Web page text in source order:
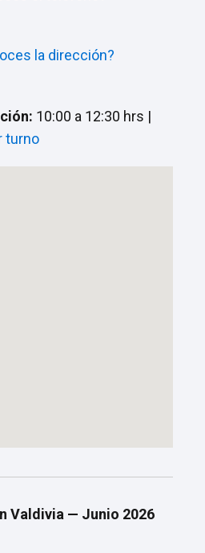
la dirección?
10:00 a 12:30 hrs |
turno
Valdivia — Junio 2026